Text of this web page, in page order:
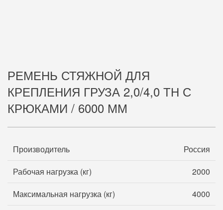
РЕМЕНЬ СТЯЖНОЙ ДЛЯ
КРЕПЛЕНИЯ ГРУЗА 2,0/4,0 ТН С
КРЮКАМИ / 6000 ММ
Производитель
Россия
Рабочая нагрузка (кг)
2000
Максимальная нагрузка (кг)
4000